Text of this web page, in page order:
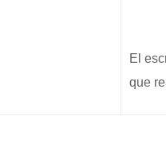
El
que